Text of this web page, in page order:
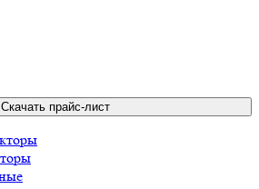
Скачать прайс-лист